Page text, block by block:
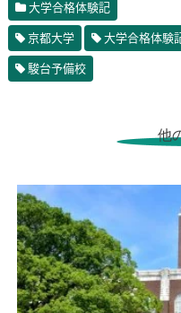
大学合格体験記
京都大学 大学合格体験
駿台予備校
他